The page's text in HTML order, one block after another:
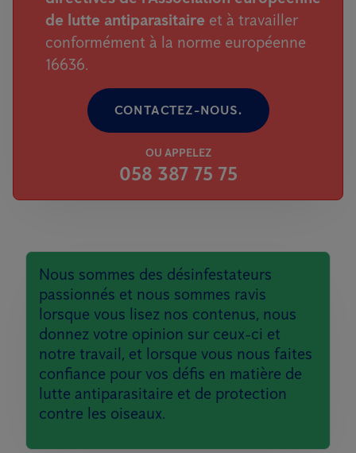
de lutte antiparasitaire et à travailler
conformément à la norme européenne
16636.
CONTACTEZ-NOUS.
OU APPELEZ
058 387 75 75
Nous sommes des désinfestateurs
passionnés et nous sommes ravis
lorsque vous lisez nos contenus, nous
donnez votre opinion sur ceux-ci et
notre travail, et lorsque vous nous faites
confiance pour vos défis en matière de
lutte antiparasitaire et de protection
contre les oiseaux.